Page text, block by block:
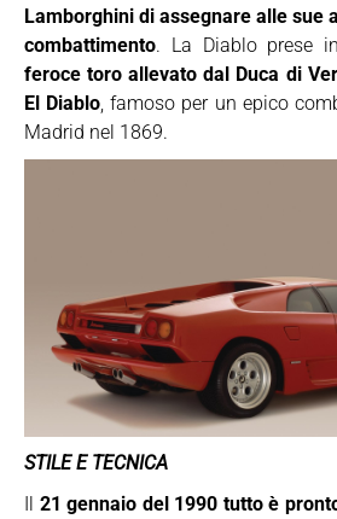
Lamborghini di assegnare alle sue
combattimento. La Diablo prese
feroce toro allevato dal Duca di
El Diablo, famoso per un epico
Madrid nel 1869.
STILE E TECNICA
Il 21 gennaio del 1990 tutto è